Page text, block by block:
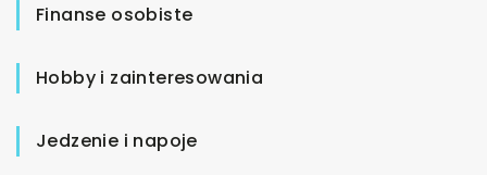
Finanse osobiste
Hobby i zainteresowania
Jedzenie i napoje